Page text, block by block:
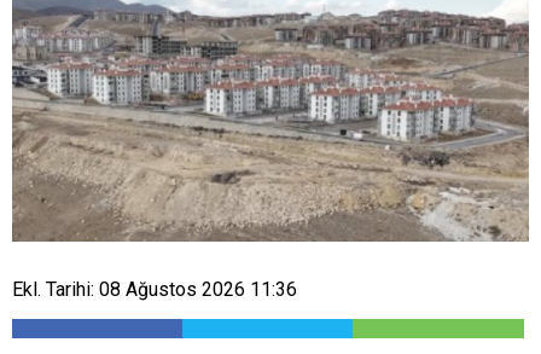
Ekl. Tarihi: 08 Ağustos 2026 11:36